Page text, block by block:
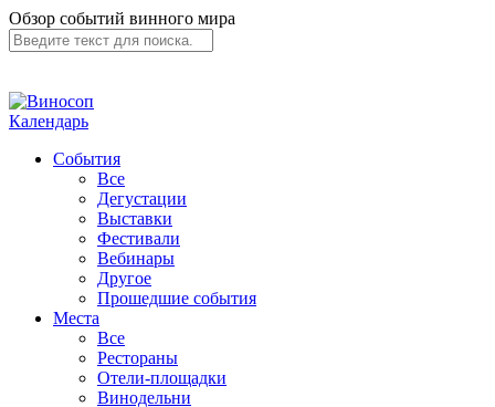
Обзор событий винного мира
Календарь
События
Все
Дегустации
Выставки
Фестивали
Вебинары
Другое
Прошедшие события
Места
Все
Рестораны
Отели-площадки
Винодельни